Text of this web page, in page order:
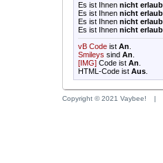
Es ist Ihnen nicht
Es ist Ihnen nicht
Es ist Ihnen nicht
Es ist Ihnen nicht
vB Code ist An
Smileys sind An
[IMG] Code ist An
HTML-Code ist Aus
Copyright © 2021 Vaybee! |